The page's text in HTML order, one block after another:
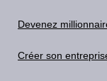
Devenez
Créer son